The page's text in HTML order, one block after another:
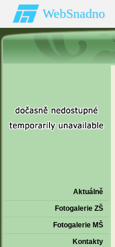
WebSnadno
Aktuálně
Fotogalerie ZŠ
Fotogalerie MŠ
Kontakty